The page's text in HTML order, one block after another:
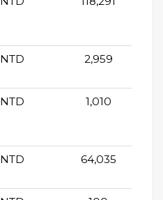
NTD 2,959
NTD 1,010
NTD 64,035